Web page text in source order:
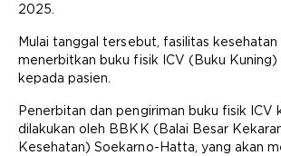
2025.
Mulai tanggal tersebut, fasilitas kesehatan
menerbitkan buku fisik ICV (Buku Kuning)
kepada pasien.
Penerbitan dan pengiriman buku fisik ICV
dilakukan oleh BBKK (Balai Besar
Kesehatan) Soekarno-Hatta, yang akan